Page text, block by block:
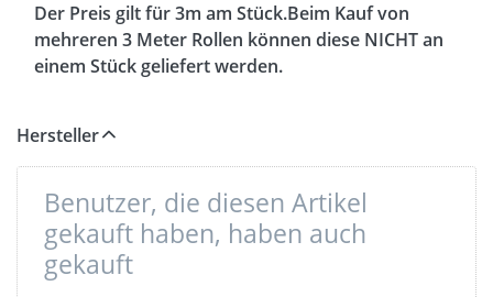
Der Preis gilt für 3m am Stück.Beim Kauf von
mehreren 3 Meter Rollen können diese NICHT an
einem Stück geliefert werden.
Hersteller
Benutzer, die diesen Artikel
gekauft haben, haben auch
gekauft